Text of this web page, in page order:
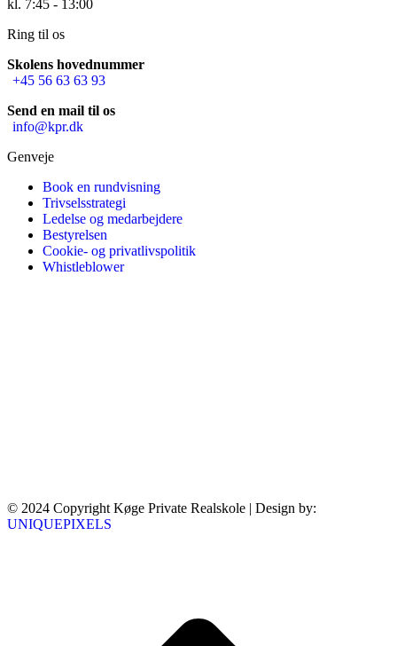
kl. 7:45 - 13:00
Ring til os
Skolens hovednummer
+45 56 63 63 93
Send en mail til os
info@kpr.dk
Genveje
Book en rundvisning
Trivselsstrategi
Ledelse og medarbejdere
Bestyrelsen
Cookie- og privatlivspolitik
Whistleblower
© 2024 Copyright Køge Private Realskole | Design by:
UNIQUEPIXELS